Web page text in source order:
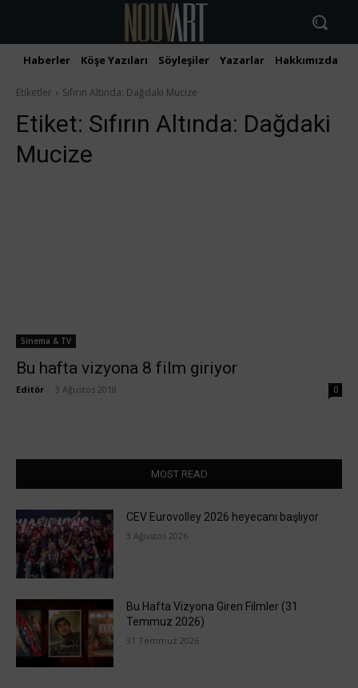
Haberler Köşe Yazıları Söyleşiler Yazarlar Hakkımızda
Etiketler Sıfırın Altında: Dağdaki Mucize
Etiket: Sıfırın Altında: Dağdaki
Mucize
Sinema & TV
Bu hafta vizyona 8 film giriyor
Editör 3 Ağustos 2018 0
MOST READ
CEV Eurovolley 2026 heyecanı başlıyor
3 Ağustos 2026
Bu Hafta Vizyona Giren Filmler (31
Temmuz 2026)
31 Temmuz 2026